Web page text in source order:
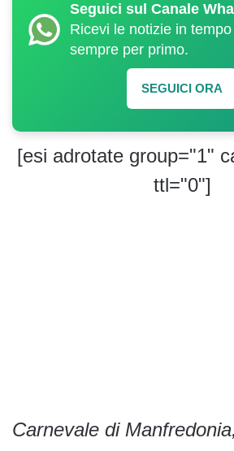
Seguici sul Canale
Ricevi le notizie in
sempre per primo.
SEGUICI ORA
[esi adrotate group="1"
ttl="0"]
Carnevale di